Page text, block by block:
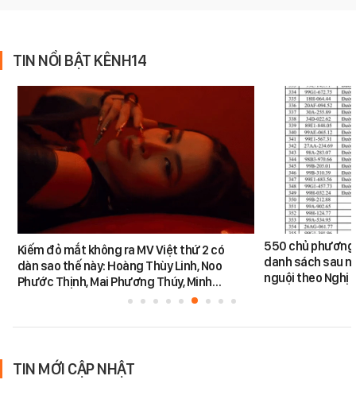
TIN NỔI BẬT KÊNH14
Kiếm đỏ mắt không ra MV Việt thứ 2 có
dàn sao thế này: Hoàng Thùy Linh, Noo
Phước Thịnh, Mai Phương Thúy, Minh…
550 chủ
danh sách sau
nguội theo Nghị
TIN MỚI CẬP NHẬT